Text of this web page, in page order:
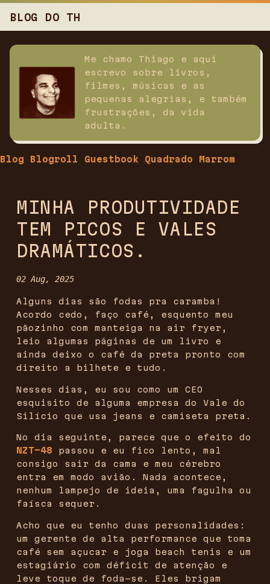
BLOG DO TH
Me chamo Thiago e aqui
escrevo sobre livros,
filmes, músicas e as
pequenas alegrias, e também
frustrações, da vida
adulta.
Blog Blogroll Guestbook Quadrado Marrom
MINHA PRODUTIVIDADE
TEM PICOS E VALES
DRAMÁTICOS.
02 Aug, 2025
Alguns dias são fodas pra caramba!
Acordo cedo, faço café, esquento meu
pãozinho com manteiga na air fryer,
leio algumas páginas de um livro e
ainda deixo o café da preta pronto com
direito a bilhete e tudo.
Nesses dias, eu sou como um CEO
esquisito de alguma empresa do Vale do
Silício que usa jeans e camiseta preta.
No dia seguinte, parece que o efeito do
NZT-48 passou e eu fico lento, mal
consigo sair da cama e meu cérebro
entra em modo avião. Nada acontece,
nenhum lampejo de ideia, uma fagulha ou
faísca sequer.
Acho que eu tenho duas personalidades:
um gerente de alta performance que toma
café sem açucar e joga beach tenis e um
estagiário com déficit de atenção e
leve toque de foda-se. Eles brigam